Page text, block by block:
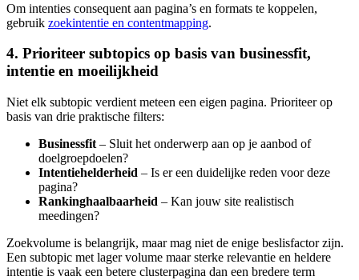
Om intenties consequent aan pagina’s en formats te koppelen,
gebruik zoekintentie en contentmapping.
4. Prioriteer subtopics op basis van businessfit,
intentie en moeilijkheid
Niet elk subtopic verdient meteen een eigen pagina. Prioriteer op
basis van drie praktische filters:
Businessfit – Sluit het onderwerp aan op je aanbod of
doelgroepdoelen?
Intentiehelderheid – Is er een duidelijke reden voor deze
pagina?
Rankinghaalbaarheid – Kan jouw site realistisch
meedingen?
Zoekvolume is belangrijk, maar mag niet de enige beslisfactor zijn.
Een subtopic met lager volume maar sterke relevantie en heldere
intentie is vaak een betere clusterpagina dan een bredere term